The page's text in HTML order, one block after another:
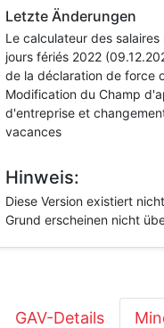
Letzte Änderungen
Le calculateur des
jours fériés 2022
de la déclaration de force
Modification du Champ
d'entreprise et
vacances
Hinweis:
Diese Version existiert
Grund erscheinen nicht
GAV-Details